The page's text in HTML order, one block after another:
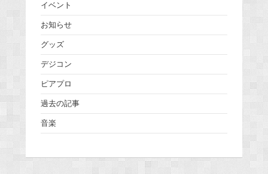
イベント
お知らせ
グッズ
デジコン
ピアプロ
過去の記事
音楽